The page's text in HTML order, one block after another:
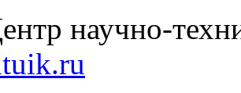
научно-